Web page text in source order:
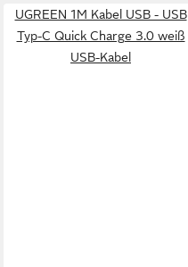
UGREEN 1M Kabel USB - USB
Typ-C Quick Charge 3.0 weiß
USB-Kabel